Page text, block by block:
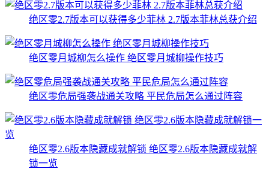
绝区零2.7版本可以获得多少菲林 2.7版本菲林总获介绍
绝区零月城柳怎么操作 绝区零月城柳操作技巧
绝区零危局强袭战通关攻略 平民危局怎么通过阵容
绝区零2.6版本隐藏成就解锁 绝区零2.6版本隐藏成就解
锁一览